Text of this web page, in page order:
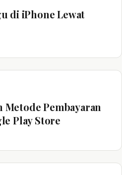
di iPhone Lewat
Metode Pembayaran
Play Store